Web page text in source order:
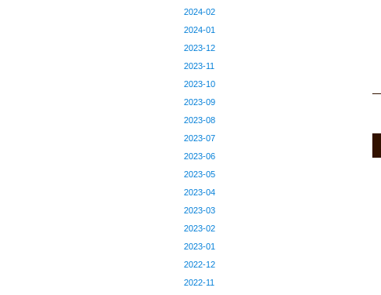
2024-02
2024-01
2023-12
2023-11
2023-10
2023-09
2023-08
2023-07
2023-06
2023-05
2023-04
2023-03
2023-02
2023-01
2022-12
2022-11